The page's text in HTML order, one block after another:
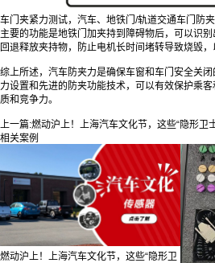
车门夹紧力测试，汽车、地铁门/轨道交通车门防
主要的功能是地铁门加夹持到障碍物后，可以识别
回退释放夹持物，防止电机长时间堵转导致烧毁，
综上所述，汽车防夹力是确保车窗和车门安全关
力设置和先进的防夹功能技术，可以有效保护乘
质和竞争力。
上一篇:燃动沪上！上海汽车文化节，这些“隐形卫
相关案例
燃动沪上！上海汽车文化节，这些“隐形卫